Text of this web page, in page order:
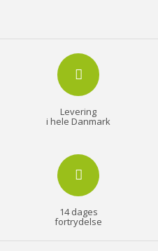
Levering
i hele Danmark
14 dages
fortrydelse